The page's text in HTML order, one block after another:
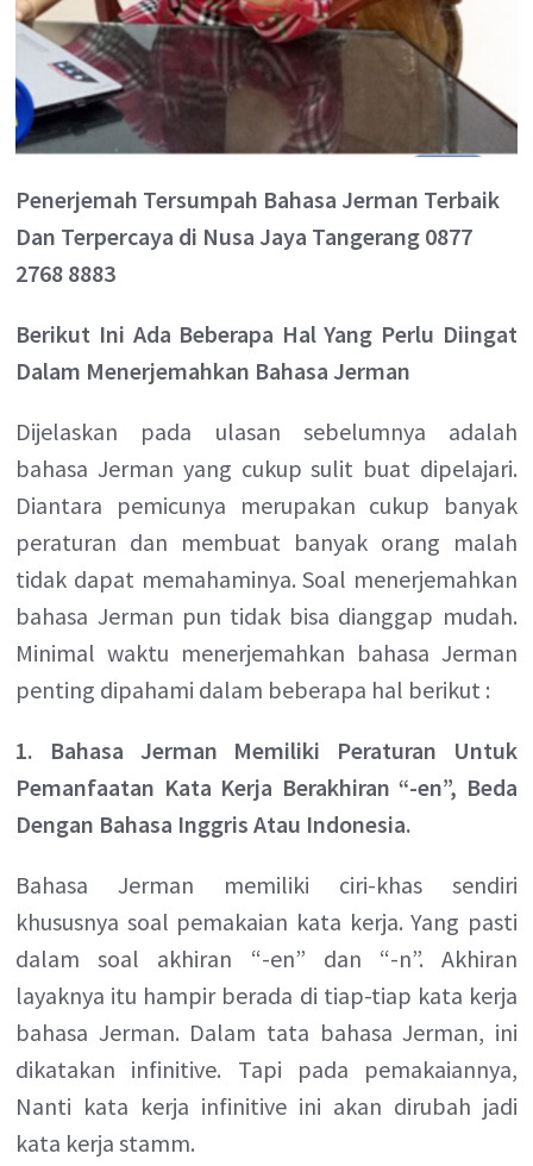
Penerjemah Tersumpah Bahasa Jerman Terbaik
Dan Terpercaya di Nusa Jaya Tangerang 0877
2768 8883
Berikut Ini Ada Beberapa Hal Yang Perlu Diingat
Dalam Menerjemahkan Bahasa Jerman
Dijelaskan pada ulasan sebelumnya adalah
bahasa Jerman yang cukup sulit buat dipelajari.
Diantara pemicunya merupakan cukup banyak
peraturan dan membuat banyak orang malah
tidak dapat memahaminya. Soal menerjemahkan
bahasa Jerman pun tidak bisa dianggap mudah.
Minimal waktu menerjemahkan bahasa Jerman
penting dipahami dalam beberapa hal berikut :
1. Bahasa Jerman Memiliki Peraturan Untuk
Pemanfaatan Kata Kerja Berakhiran “-en”, Beda
Dengan Bahasa Inggris Atau Indonesia.
Bahasa Jerman memiliki ciri-khas sendiri
khususnya soal pemakaian kata kerja. Yang pasti
dalam soal akhiran “-en” dan “-n”. Akhiran
layaknya itu hampir berada di tiap-tiap kata kerja
bahasa Jerman. Dalam tata bahasa Jerman, ini
dikatakan infinitive. Tapi pada pemakaiannya,
Nanti kata kerja infinitive ini akan dirubah jadi
kata kerja stamm.